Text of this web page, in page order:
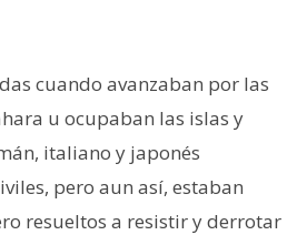
cuando avanzaban por las
u ocupaban las islas y
italiano y japonés
pero aun así, estaban
resueltos a resistir y derrotar